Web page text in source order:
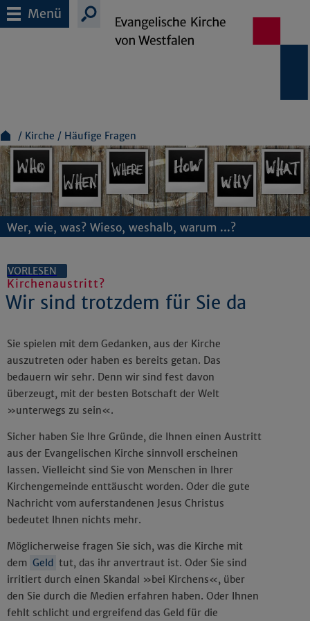
Menü
Kirche Häufige Fragen
Wer, wie, was? Wieso, weshalb, warum ...?
VORLESEN
Kirchenaustritt?
Wir sind trotzdem für Sie da
Sie spielen mit dem Gedanken, aus der Kirche
auszutreten oder haben es bereits getan. Das
bedauern wir sehr. Denn wir sind fest davon
überzeugt, mit der besten Botschaft der Welt
»unterwegs zu sein«.
Sicher haben Sie Ihre Gründe, die Ihnen einen Austritt
aus der Evangelischen Kirche sinnvoll erscheinen
lassen. Vielleicht sind Sie von Menschen in Ihrer
Kirchengemeinde enttäuscht worden. Oder die gute
Nachricht vom auferstandenen Jesus Christus
bedeutet Ihnen nichts mehr.
Möglicherweise fragen Sie sich, was die Kirche mit
dem Geld tut, das ihr anvertraut ist. Oder Sie sind
irritiert durch einen Skandal »bei Kirchens«, über
den Sie durch die Medien erfahren haben. Oder Ihnen
fehlt schlicht und ergreifend das Geld für die